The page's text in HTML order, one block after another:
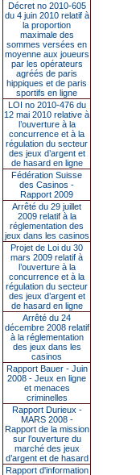
Décret no 2010-605
du 4 juin 2010 relatif à
la proportion
maximale des
sommes versées en
moyenne aux joueurs
par les opérateurs
agréés de paris
hippiques et de paris
sportifs en ligne
LOI no 2010-476 du
12 mai 2010 relative à
l’ouverture à la
concurrence et à la
régulation du secteur
des jeux d’argent et
de hasard en ligne
Fédération Suisse
des Casinos -
Rapport 2009
Arrêté du 29 juillet
2009 relatif à la
réglementation des
jeux dans les casinos
Projet de Loi du 30
mars 2009 relatif à
l’ouverture à la
concurrence et à la
régulation du secteur
des jeux d’argent et
de hasard en ligne
Arrêté du 24
décembre 2008 relatif
à la réglementation
des jeux dans les
casinos
Rapport Bauer - Juin
2008 - Jeux en ligne
et menaces
criminelles
Rapport Durieux -
MARS 2008 -
Rapport de la mission
sur l’ouverture du
marché des jeux
d’argent et de hasard
Rapport d'information